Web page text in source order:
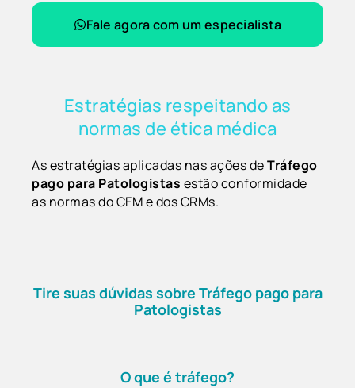
Fale agora com um especialista
Estratégias respeitando as
normas de ética médica
As estratégias aplicadas nas ações deTráfego
pago para Patologistas estão conformidade
as normas do CFM e dos CRMs.
Tire suas dúvidas sobre Tráfego pago para
Patologistas
O que é tráfego?